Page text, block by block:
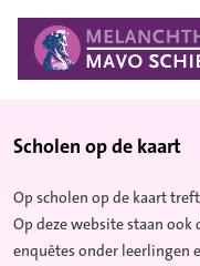
Scholen op de kaart
Op scholen op de kaart
Op deze website staan
enquêtes onder leerlingen